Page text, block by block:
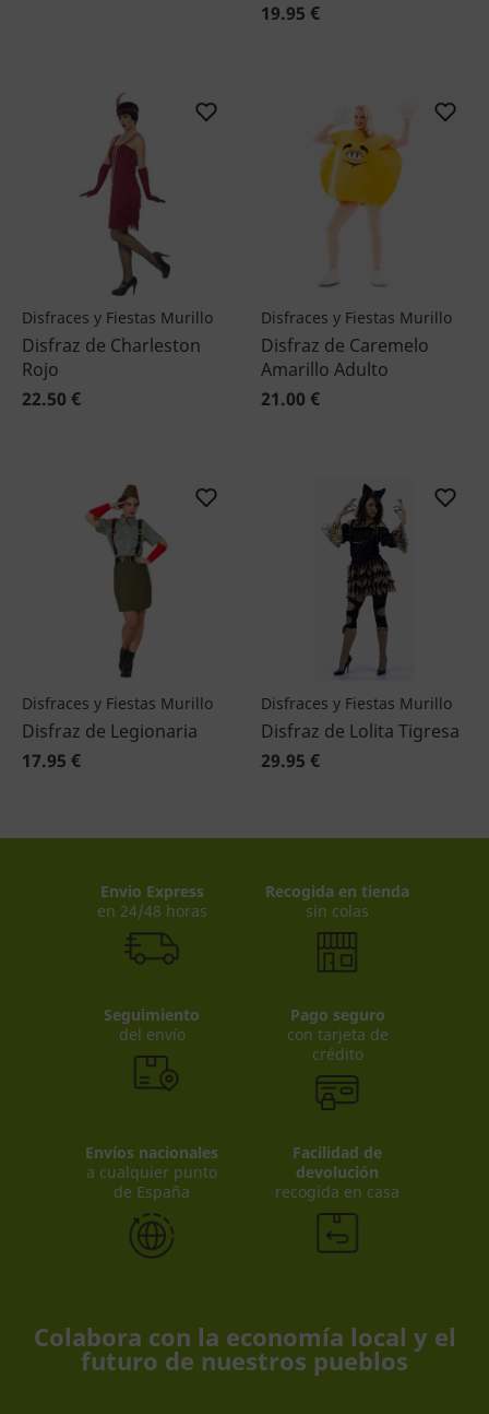
19.95 €
Disfraces y Fiestas Murillo
Disfraz de Charleston
Rojo
22.50 €
Disfraces y Fiestas Murillo
Disfraz de Caremelo
Amarillo Adulto
21.00 €
Disfraces y Fiestas Murillo
Disfraz de Legionaria
17.95 €
Disfraces y Fiestas Murillo
Disfraz de Lolita Tigresa
29.95 €
Envio Express
en 24/48 horas
Recogida en tienda
sin colas
Seguimiento
del envío
Pago seguro
con tarjeta de
crédito
Envíos nacionales
a cualquier punto
de España
Facilidad de
devolución
recogida en casa
Colabora con la economía local y el
futuro de nuestros pueblos